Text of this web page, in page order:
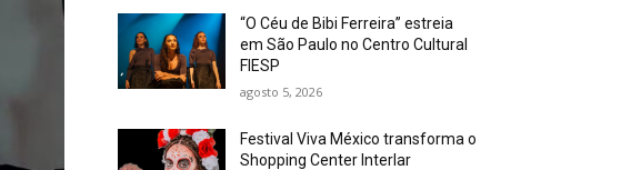
“O Céu de Bibi Ferreira” estreia
em São Paulo no Centro Cultural
FIESP
agosto 5, 2026
Festival Viva México transforma o
Shopping Center Interlar